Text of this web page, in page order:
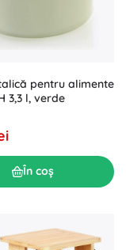
pentru alimente
3,3 l, verde
În coș